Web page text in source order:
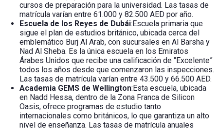
cursos de preparación para la universidad. Las tasas de
matrícula varían entre 61.000 y 82.500 AED por año.
Escuela de los Reyes de Dubái:Escuela primaria que
sigue el plan de estudios británico, ubicada cerca del
emblemático Burj Al Arab, con sucursales en Al Barsha y
Nad Al Sheba. Es la única escuela en los Emiratos
Árabes Unidos que recibe una calificación de “Excelente”
todos los años desde que comenzaron las inspecciones.
Las tasas de matrícula varían entre 43.500 y 66.500 AED.
Academia GEMS de Wellington:Esta escuela, ubicada
en Nadd Hessa, dentro de la Zona Franca de Silicon
Oasis, ofrece programas de estudio tanto
internacionales como británicos, lo que garantiza un alto
nivel de enseñanza. Las tasas de matrícula anuales